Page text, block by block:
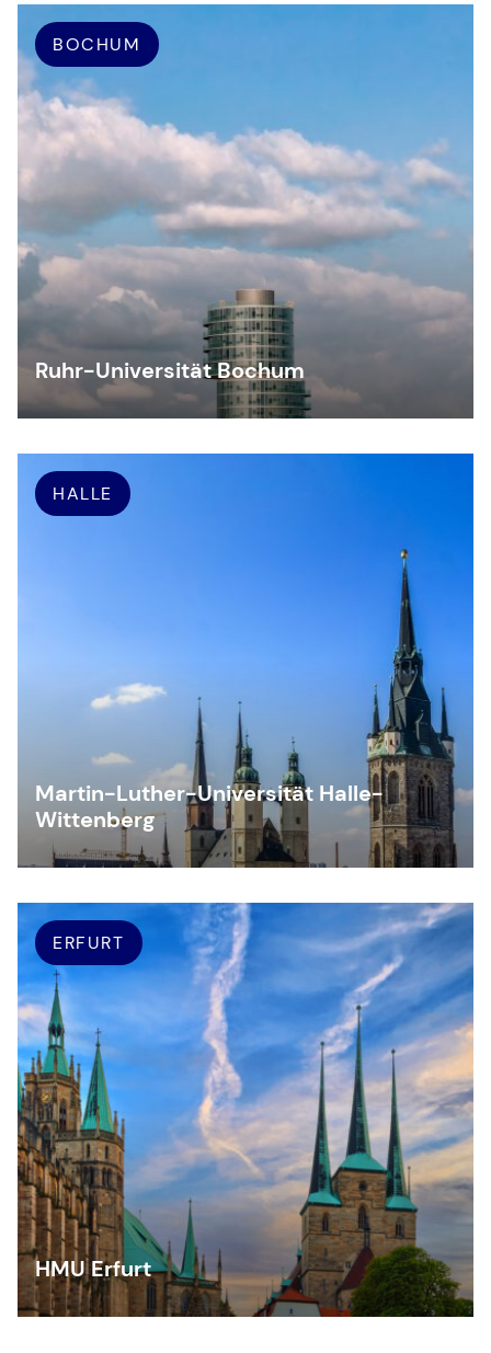
BOCHUM
Ruhr-Universität Bochum
HALLE
Martin-Luther-Universität Halle-
Wittenberg
ERFURT
HMU Erfurt